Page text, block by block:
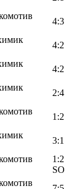
4:3
4:2
4:2
2:4
1:2
3:1
1:2
SO